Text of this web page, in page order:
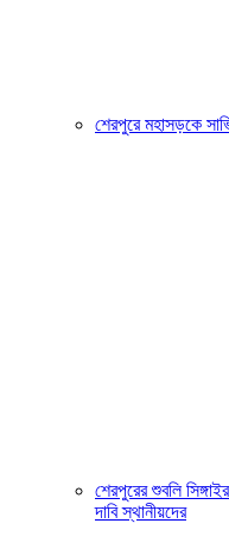
শেরপুরে মহাসড়কে
শেরপুরের শুবলি
দাবি স্থানীয়দের